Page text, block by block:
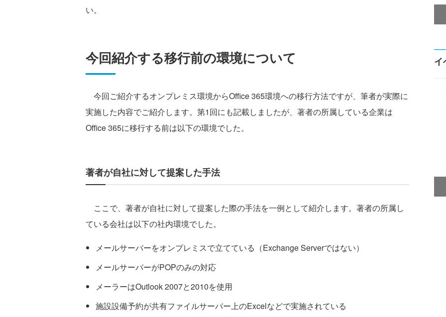
い。
今回紹介する移行前の環境について
今回ご紹介するオンプレミス環境からOffice 365環境への移行方法ですが、筆者が実際に
実施した内容でご紹介します。第1回にも記載しましたが、著者の所属している企業は
Office 365に移行する前は以下の環境でした。
著者が自社に対して提案した手法
ここで、著者が自社に対して提案した際の手法を一例として紹介します。著者の所属し
ている会社は以下の社内環境でした。
メールサーバーをオンプレミスで立てている（Exchange Serverではない）
メールサーバーがPOPのみの対応
メーラーはOutlook 2007と2010を使用
施設設備予約が共有ファイルサーバー上のExcelなどで実施されている
イ